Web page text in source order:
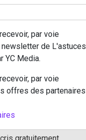
par voie
de L'astuces
YC Media.
par voie
offres des partenaires